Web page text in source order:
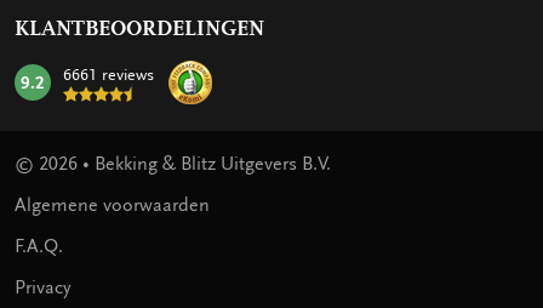
KLANTBEOORDELINGEN
mark:
9.2 6661 reviews
© 2026 • Bekking & Blitz Uitgevers B.V.
Algemene voorwaarden
F.A.Q.
Privacy